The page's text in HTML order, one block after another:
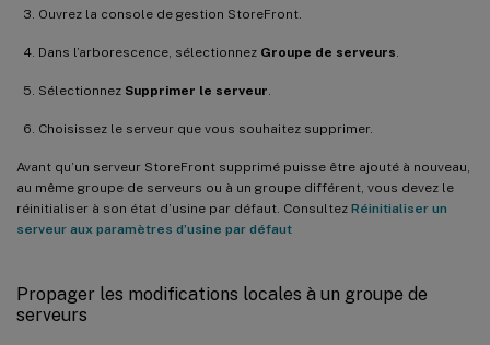
Ouvrez la console de gestion StoreFront.
Dans l’arborescence, sélectionnez Groupe de serveurs
Sélectionnez Supprimer le serveur
Choisissez le serveur que vous souhaitez supprimer.
Avant qu’un serveur StoreFront supprimé puisse être ajouté à nouveau,
au même groupe de serveurs ou à un groupe différent, vous devez le
réinitialiser à son état d’usine par défaut. Consultez Réinitialiser un
serveur aux paramètres d’usine par défaut
Propager les modifications locales à un groupe de
serveurs